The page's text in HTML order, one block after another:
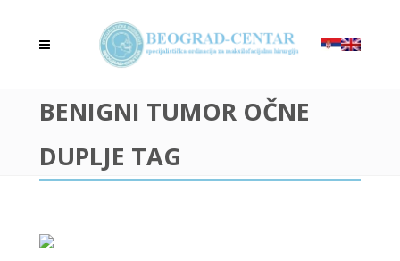
BENIGNI TUMOR OČNE
DUPLJE TAG